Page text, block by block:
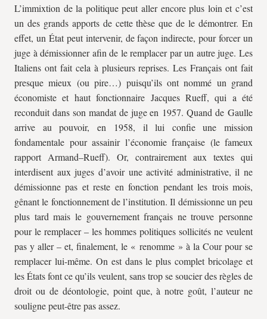
L’immixtion de la politique peut aller encore plus loin et c’est
un des grands apports de cette thèse que de le démontrer. En
effet, un État peut intervenir, de façon indirecte, pour forcer un
juge à démissionner afin de le remplacer par un autre juge. Les
Italiens ont fait cela à plusieurs reprises. Les Français ont fait
presque mieux (ou pire…) puisqu’ils ont nommé un grand
économiste et haut fonctionnaire Jacques Rueff, qui a été
reconduit dans son mandat de juge en 1957. Quand de Gaulle
arrive au pouvoir, en 1958, il lui confie une mission
fondamentale pour assainir l’économie française (le fameux
rapport Armand–Rueff). Or, contrairement aux textes qui
interdisent aux juges d’avoir une activité administrative, il ne
démissionne pas et reste en fonction pendant les trois mois,
gênant le fonctionnement de l’institution. Il démissionne un peu
plus tard mais le gouvernement français ne trouve personne
pour le remplacer – les hommes politiques sollicités ne veulent
pas y aller – et, finalement, le « renomme » à la Cour pour se
remplacer lui-même. On est dans le plus complet bricolage et
les États font ce qu’ils veulent, sans trop se soucier des règles de
droit ou de déontologie, point que, à notre goût, l’auteur ne
souligne peut-être pas assez.